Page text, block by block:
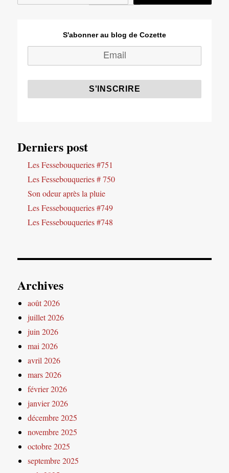
S'abonner au blog de Cozette
Derniers post
Les Fessebouqueries #751
Les Fessebouqueries # 750
Son odeur après la pluie
Les Fessebouqueries #749
Les Fessebouqueries #748
Archives
août 2026
juillet 2026
juin 2026
mai 2026
avril 2026
mars 2026
février 2026
janvier 2026
décembre 2025
novembre 2025
octobre 2025
septembre 2025